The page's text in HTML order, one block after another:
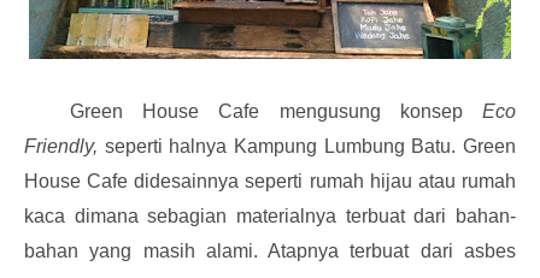
Green House Cafe mengusung konsep Eco
Friendly, seperti halnya Kampung Lumbung Batu. Green
House Cafe didesainnya seperti rumah hijau atau rumah
kaca dimana sebagian materialnya terbuat dari bahan-
bahan yang masih alami. Atapnya terbuat dari asbes